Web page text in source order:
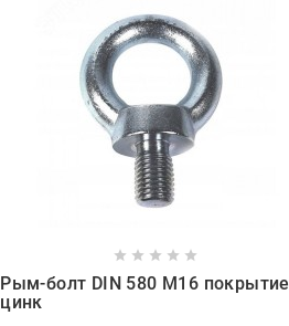
    
Рым-болт DIN 580 М16 покрытие
цинк